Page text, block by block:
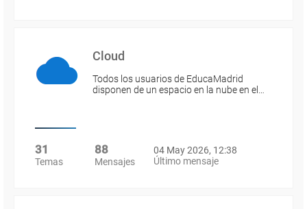
Cloud
Todos los usuarios de EducaMadrid
disponen de un espacio en la nube en el…
31
Temas
88
Mensajes
04 May 2026, 12:38
Último mensaje